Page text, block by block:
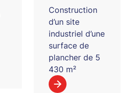
Construction
d’un site
industriel d’une
surface de
plancher de 5
430 m²